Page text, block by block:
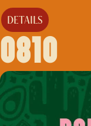
DETAILS
0810